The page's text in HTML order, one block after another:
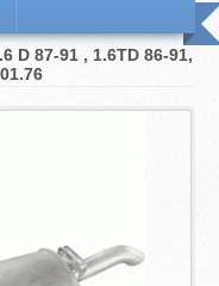
D 87-91 , 1.6TD 86-91,